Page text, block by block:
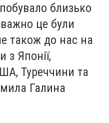
близько
це були
також до нас на
з Японії,
Туреччини та
Галина